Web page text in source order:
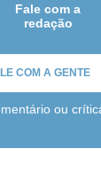
Fale com a
redação
COM A GENTE
ou